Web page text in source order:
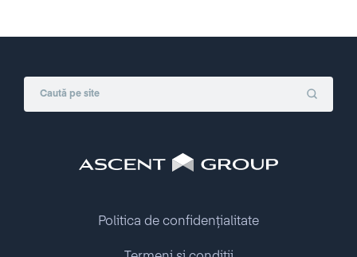
Politica de confidențialitate